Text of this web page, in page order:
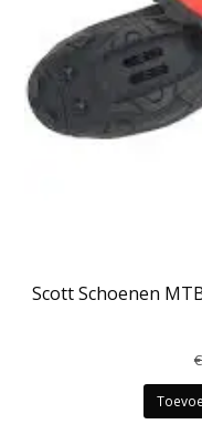
Scott Schoenen
€